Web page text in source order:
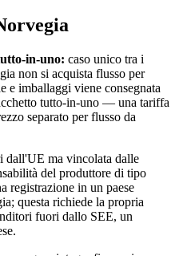
in-uno: caso unico tra i
non si acquista flusso per
e imballaggi viene consegnata
tutto-in-uno — una tariffa
separato per flusso da
dall'UE ma vincolata dalle
del produttore di tipo
registrazione in un paese
questa richiede la propria
fuori dallo SEE, un